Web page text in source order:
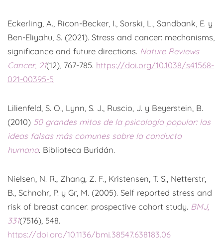
Eckerling, A., Ricon-Becker, I., Sorski, L., Sandbank, E. y
Ben-Eliyahu, S. (2021). Stress and cancer: mechanisms,
significance and future directions. Nature Reviews
Cancer, 21(12), 767-785. https://doi.org/10.1038/s41568-
021-00395-5
Lilienfeld, S. O., Lynn, S. J., Ruscio, J. y Beyerstein, B.
(2010) 50 grandes mitos de la psicología popular: las
ideas falsas más comunes sobre la conducta
humana. Biblioteca Buridán.
Nielsen, N. R., Zhang, Z. F., Kristensen, T. S., Netterstr,
B., Schnohr, P. y Gr, M. (2005). Self reported stress and
risk of breast cancer: prospective cohort study. BMJ,
331(7516), 548.
https://doi.org/10.1136/bmj.38547.638183.06